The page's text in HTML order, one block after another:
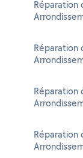
Réparation
Réparation
Réparation
Réparation